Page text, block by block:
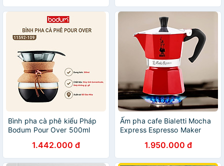
Bình pha cà phê kiểu Pháp
Bodum Pour Over 500ml
1.442.000 đ
Ấm pha cafe Bialetti Mocha
Express Espresso Maker
dùng cho bếp từ Hàng chính
hãng
1.950.000 đ